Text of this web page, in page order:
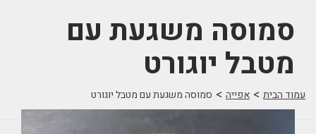
סמוסה משגעת עם
מטבל יוגורט
עמוד הבית > אפייה > סמוסה משגעת עם מטבל יוגורט